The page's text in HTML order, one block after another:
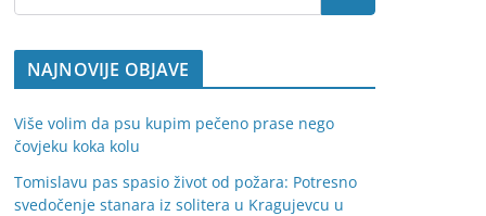
NAJNOVIJE OBJAVE
Više volim da psu kupim pečeno prase nego
čovjeku koka kolu
Tomislavu pas spasio život od požara: Potresno
svedočenje stanara iz solitera u Kragujevcu u